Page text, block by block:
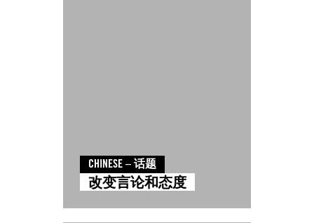
CHINESE – 话题
改变言论和态度